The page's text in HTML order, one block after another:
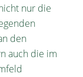
nur die
den
auch die im